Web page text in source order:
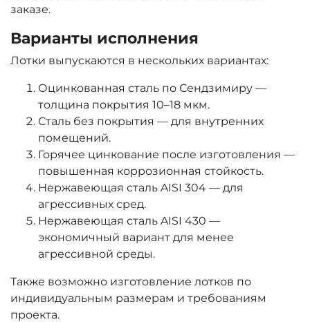
заказе.
Варианты исполнения
Лотки выпускаются в нескольких вариантах:
Оцинкованная сталь по Сендзимиру —
толщина покрытия 10–18 мкм.
Сталь без покрытия — для внутренних
помещений.
Горячее цинкование после изготовления —
повышенная коррозионная стойкость.
Нержавеющая сталь AISI 304 — для
агрессивных сред.
Нержавеющая сталь AISI 430 —
экономичный вариант для менее
агрессивной среды.
Также возможно изготовление лотков по
индивидуальным размерам и требованиям
проекта.